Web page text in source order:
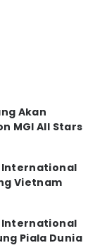
Akan
MGI All Stars
International
Vietnam
International
Piala Dunia